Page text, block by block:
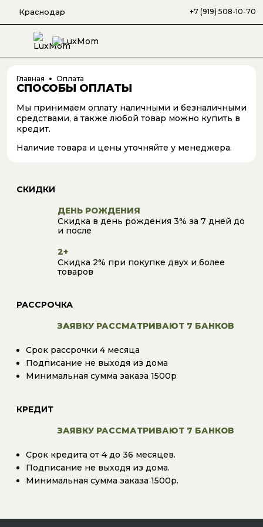
Краснодар +7 (919) 508-10-70
Главная Оплата
СПОСОБЫ ОПЛАТЫ
Мы принимаем оплату наличными и безналичными
средствами, а также любой товар можно купить в
кредит.
Наличие товара и цены уточняйте у менеджера.
СКИДКИ
ДЕНЬ РОЖДЕНИЯ
Скидка в день рождения 3% за 7 дней до
и после
2+
Скидка 2% при покупке двух и более
товаров
РАССРОЧКА
ЗАЯВКУ РАССМАТРИВАЮТ 7 БАНКОВ
Срок рассрочки 4 месяца
Подписание не выходя из дома
Минимальная сумма заказа 1500р
КРЕДИТ
ЗАЯВКУ РАССМАТРИВАЮТ 7 БАНКОВ
Срок кредита от 4 до 36 месяцев.
Подписание не выходя из дома.
Минимальная сумма заказа 1500р.